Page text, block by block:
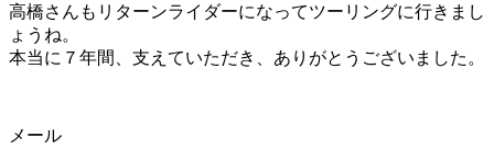
高橋さんもリターンライダーになってツーリングに行きまし
ょうね。
本当に７年間、支えていただき、ありがとうございました。
メール